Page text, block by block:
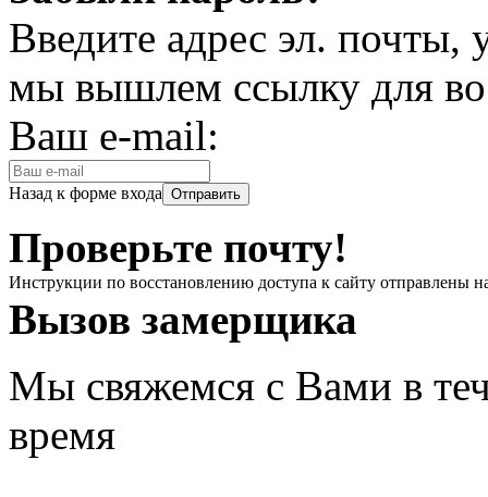
Введите адрес эл. почты,
мы вышлем ссылку для
Ваш e-mail:
Назад к форме входа
Проверьте почту!
Инструкции по восстановлению доступа к сайту отправлены
Вызов замерщика
Мы свяжемся с Вами в
время